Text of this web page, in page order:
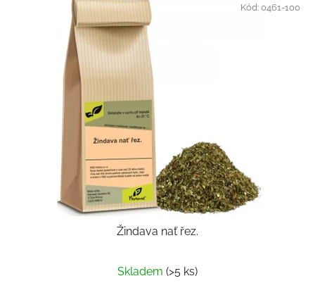
Žindava nať řez.
Skladem (>5 ks)
Kód:0461-100